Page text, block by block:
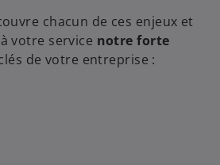
chacun de ces enjeux et
votre service notre forte
de votre entreprise :